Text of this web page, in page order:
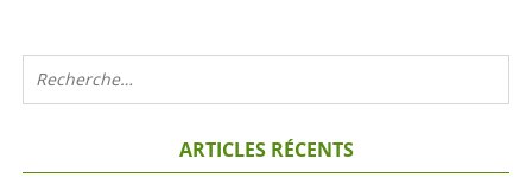
ARTICLES RÉCENTS